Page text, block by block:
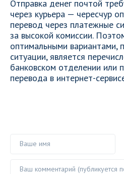
Отправка денег почтой
через курьера — чересчур
перевод через платежные
за высокой комиссии.
оптимальными
ситуации, является
банковском отделении или
перевода в интернет-